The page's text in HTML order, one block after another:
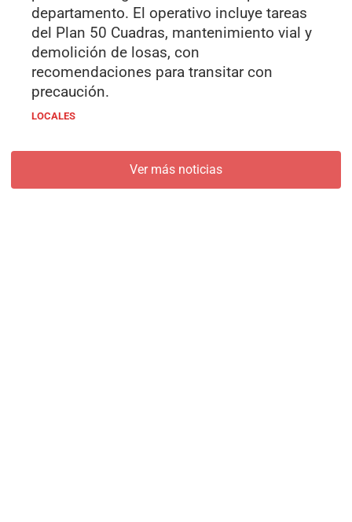
departamento. El operativo incluye tareas
del Plan 50 Cuadras, mantenimiento vial y
demolición de losas, con
recomendaciones para transitar con
precaución.
LOCALES
Ver más noticias